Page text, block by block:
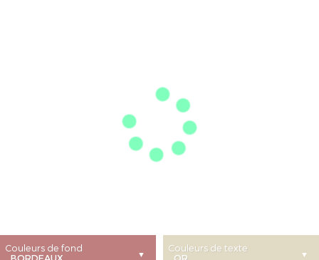
Couleurs de fond Couleurs de texte